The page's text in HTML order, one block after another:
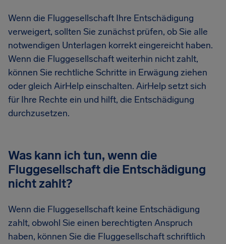
Wenn die Fluggesellschaft Ihre Entschädigung
verweigert, sollten Sie zunächst prüfen, ob Sie alle
notwendigen Unterlagen korrekt eingereicht haben.
Wenn die Fluggesellschaft weiterhin nicht zahlt,
können Sie rechtliche Schritte in Erwägung ziehen
oder gleich AirHelp einschalten. AirHelp setzt sich
für Ihre Rechte ein und hilft, die Entschädigung
durchzusetzen.
Was kann ich tun, wenn die
Fluggesellschaft die Entschädigung
nicht zahlt?
Wenn die Fluggesellschaft keine Entschädigung
zahlt, obwohl Sie einen berechtigten Anspruch
haben, können Sie die Fluggesellschaft schriftlich